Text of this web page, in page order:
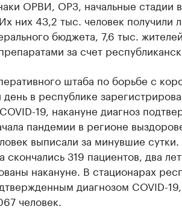
ОРВИ, ОРЗ, начальные стадии
них 43,2 тыс. человек получили
бюджета, 7,6 тыс.
за счет
штаба по борьбе с
в республике
19, накануне диагноз
пандемии в регионе
выписали за минувшие
скончались 319 пациентов, два
накануне. В стационарах
диагнозом COVID-
человек.